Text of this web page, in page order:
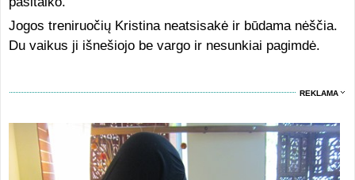
Jogos treniruočių Kristina neatsisakė ir būdama nėščia.
Du vaikus ji išnešiojo be vargo ir nesunkiai pagimdė.
REKLAMA